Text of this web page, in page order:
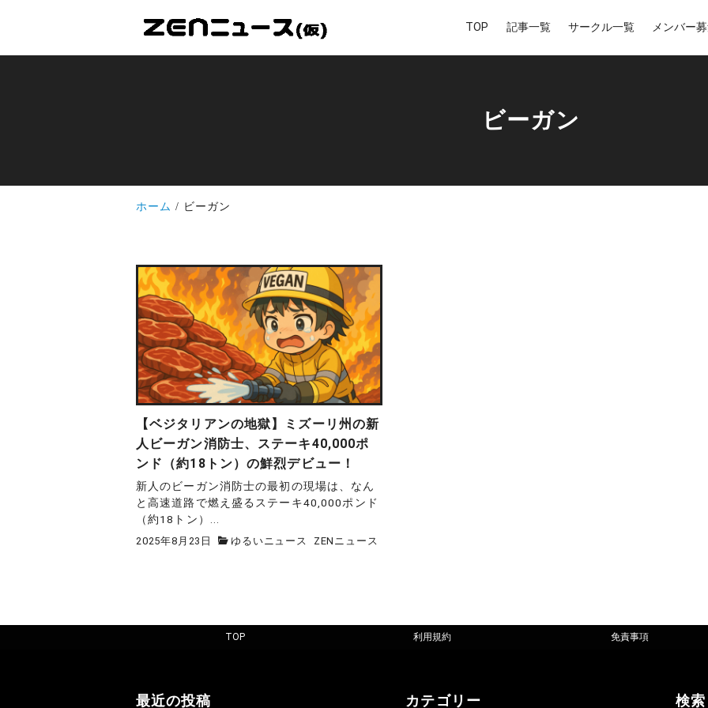
TOP 記事一覧 サークル一覧 メンバー
ビーガン
ホーム ビーガン
【ベジタリアンの地獄】ミズーリ州の新
人ビーガン消防士、ステーキ40,000ポ
ンド（約18トン）の鮮烈デビュー！
新人のビーガン消防士の最初の現場は、なん
と高速道路で燃え盛るステーキ40,000ポンド
（約18トン）...
2025年8月23日 ゆるいニュース ZENニュース
TOP 利用規約 免責事項
最近の投稿 カテゴリー 検索